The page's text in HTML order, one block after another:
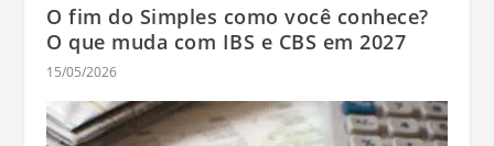
O fim do Simples como você conhece?
O que muda com IBS e CBS em 2027
15/05/2026